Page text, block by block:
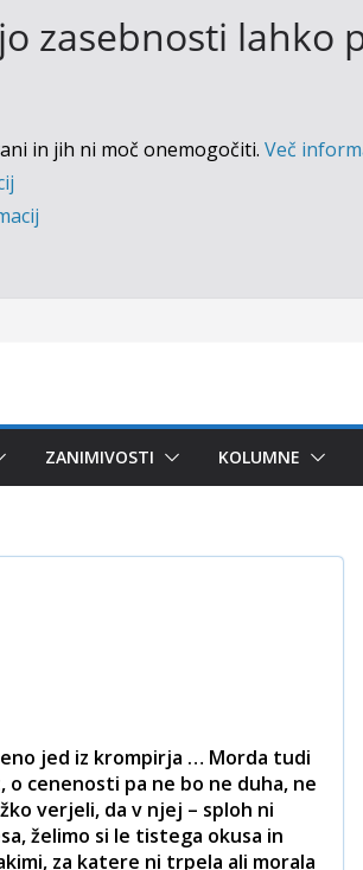
zasebnosti lahko
in jih ni moč onemogočiti. Več
ZANIMIVOSTI KOLUMNE
jed iz krompirja … Morda tudi
cenenosti pa ne bo ne duha, ne
verjeli, da v njej – sploh ni
želimo si le tistega okusa in
za katere ni trpela ali morala